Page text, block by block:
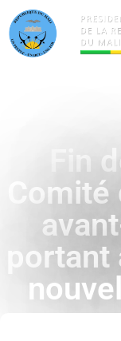
Fin